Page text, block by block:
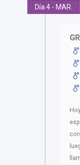
Día 4 - MAR.